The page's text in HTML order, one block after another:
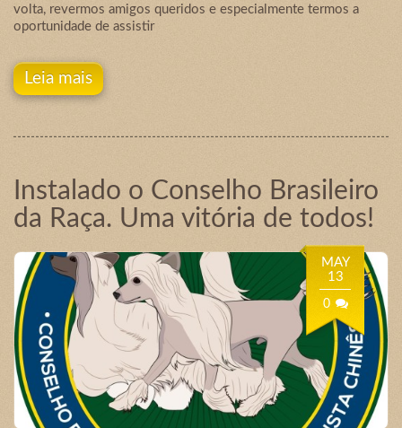
volta, revermos amigos queridos e especialmente termos a
oportunidade de assistir
Leia mais
Instalado o Conselho Brasileiro
da Raça. Uma vitória de todos!
MAY
13
0